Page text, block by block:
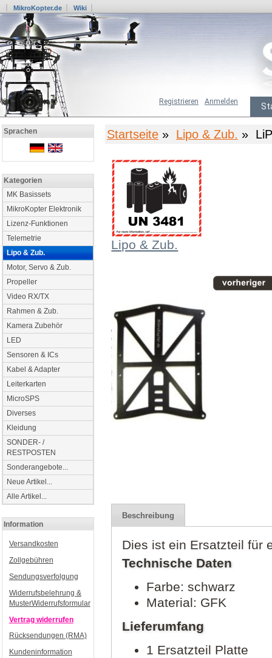
MikroKopter.de Wiki
Anmelden
Registrieren
Sprachen
Kategorien
MK Basissets
MikroKopter Elektronik
Lizenz-Funktionen
Telemetrie
Lipo & Zub.
Motor, Servo & Zub.
Propeller
Video RX/TX
Rahmen & Zub.
Kamera Zubehör
LED
Sensoren & ICs
Kabel & Adapter
Leiterkarten
MicroSPS
Diverses
Kleidung
SONDER- /
RESTPOSTEN
Sonderangebote...
Neue Artikel...
Alle Artikel...
Information
Versandkosten
Zollgebühren
Sendungsverfolgung
Widerrufsbelehrung &
MusterWiderrufsformular
Vertrag widerrufen
Rücksendungen (RMA)
Kundeninformation
Startseite » Lipo & Zub. »
Lipo & Zub.
Beschreibung
Dies ist ein Ersatzteil für
Technische Daten
Farbe: schwarz
Material: GFK
Lieferumfang
1 Ersatzteil Platte